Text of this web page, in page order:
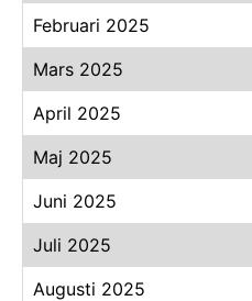
Februari 2025
Mars 2025
April 2025
Maj 2025
Juni 2025
Juli 2025
Augusti 2025